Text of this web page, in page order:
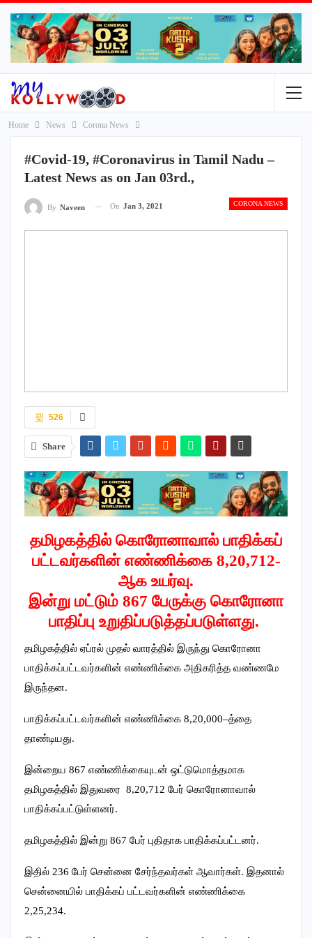
Home News Corona News
#Covid-19, #Coronavirus in Tamil Nadu –
Latest News as on Jan 03rd.,
CORONA NEWS
By Naveen On Jan 3, 2021
526
Share
தமிழகத்தில் கொரோனாவால் பாதிக்கப்
பட்டவர்களின் எண்ணிக்கை 8,20,712-
ஆக உயர்வு.
இன்று மட்டும் 867 பேருக்கு கொரோனா
பாதிப்பு உறுதிப்படுத்தப்படுள்ளது.
தமிழகத்தில் ஏப்ரல் முதல் வாரத்தில் இருந்து கொரோனா
பாதிக்கப்பட்டவர்களின் எண்ணிக்கை அதிகரித்த வண்ணமே
இருந்தன.
பாதிக்கப்பட்டவர்களின் எண்ணிக்கை 8,20,000–த்தை
தாண்டியது.
இன்றைய 867 எண்ணிக்கையுடன் ஒட்டுமொத்தமாக
தமிழகத்தில் இதுவரை 8,20,712 பேர் கொரோனாவால்
பாதிக்கப்பட்டுள்ளனர்.
தமிழகத்தில் இன்று 867 பேர் புதிதாக பாதிக்கப்பட்டனர்.
இதில் 236 பேர் சென்னை சேர்ந்தவர்கள் ஆவார்கள். இதனால்
சென்னையில் பாதிக்கப் பட்டவர்களின் எண்ணிக்கை
2,25,234.